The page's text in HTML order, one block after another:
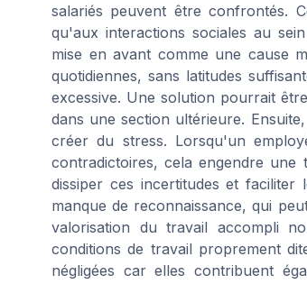
salariés peuvent être confrontés.
qu'aux interactions sociales au
mise en avant comme une cause
quotidiennes, sans latitudes
excessive. Une solution pourrait
dans une section ultérieure.
créer du stress. Lorsqu'un
contradictoires, cela engendre
dissiper ces incertitudes et
manque de reconnaissance, qui
valorisation du travail accompli
conditions de travail proprement
négligées car elles contribuent